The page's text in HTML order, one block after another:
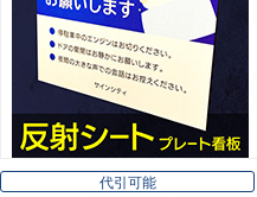
代引可能